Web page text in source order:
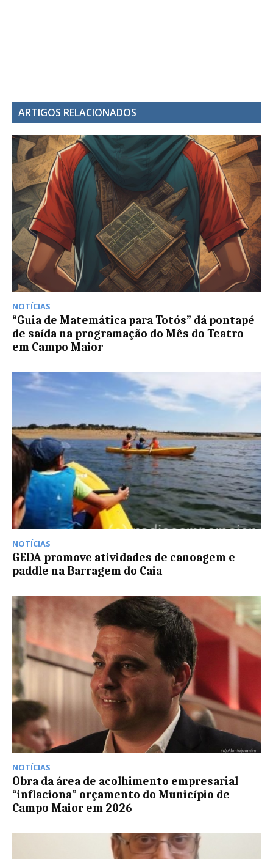
ARTIGOS RELACIONADOS
NOTÍCIAS
“Guia de Matemática para Totós” dá pontapé
de saída na programação do Mês do Teatro
em Campo Maior
NOTÍCIAS
GEDA promove atividades de canoagem e
paddle na Barragem do Caia
NOTÍCIAS
Obra da área de acolhimento empresarial
“inflaciona” orçamento do Município de
Campo Maior em 2026